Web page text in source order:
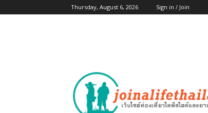
Thursday, August 6, 2026 Sign in / Join